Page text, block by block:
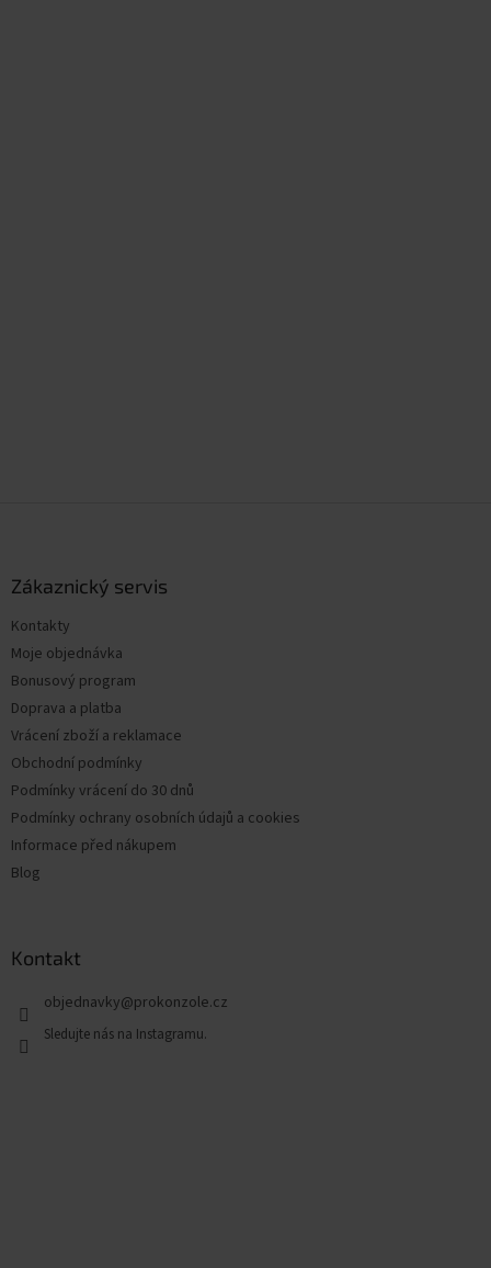
Zákaznický servis
Kontakty
Moje objednávka
Bonusový program
Doprava a platba
Vrácení zboží a reklamace
Obchodní podmínky
Podmínky vrácení do 30 dnů
Podmínky ochrany osobních údajů a cookies
Informace před nákupem
Blog
Kontakt
objednavky@prokonzole.cz